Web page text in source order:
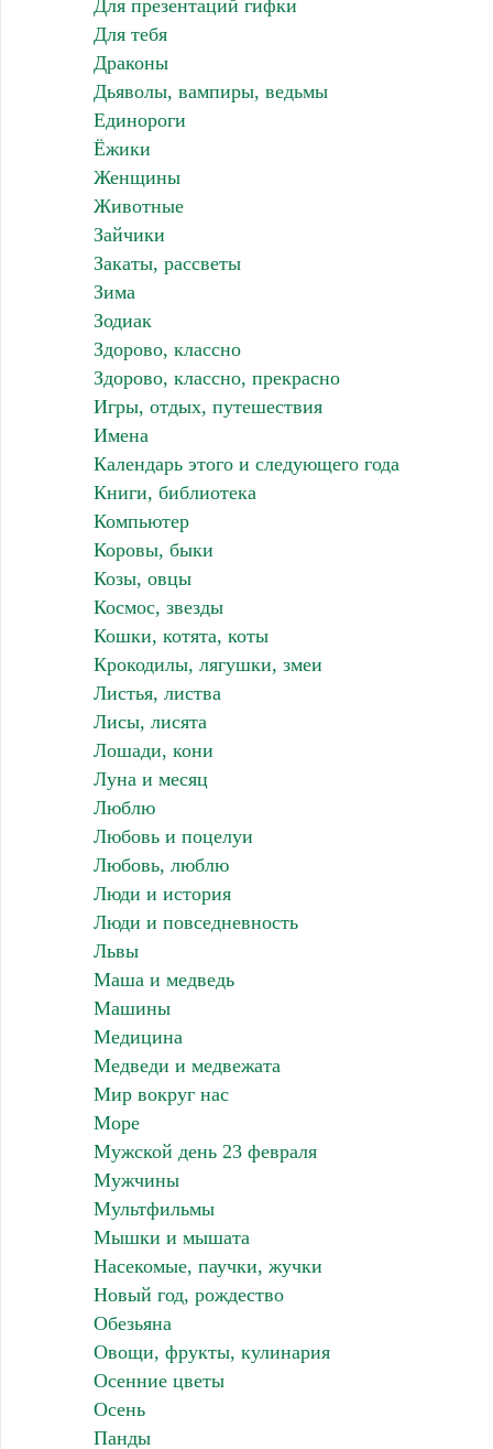
Для презентаций гифки
Для тебя
Драконы
Дьяволы, вампиры, ведьмы
Единороги
Ёжики
Женщины
Животные
Зайчики
Закаты, рассветы
Зима
Зодиак
Здорово, классно
Здорово, классно, прекрасно
Игры, отдых, путешествия
Имена
Календарь этого и следующего года
Книги, библиотека
Компьютер
Коровы, быки
Козы, овцы
Космос, звезды
Кошки, котята, коты
Крокодилы, лягушки, змеи
Листья, листва
Лисы, лисята
Лошади, кони
Луна и месяц
Люблю
Любовь и поцелуи
Любовь, люблю
Люди и история
Люди и повседневность
Львы
Маша и медведь
Машины
Медицина
Медведи и медвежата
Мир вокруг нас
Море
Мужской день 23 февраля
Мужчины
Мультфильмы
Мышки и мышата
Насекомые, паучки, жучки
Новый год, рождество
Обезьяна
Овощи, фрукты, кулинария
Осенние цветы
Осень
Панды